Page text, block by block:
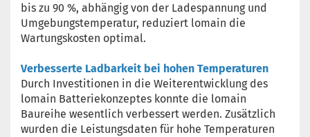
bis zu 90 %, abhängig von der Ladespannung und
Umgebungstemperatur, reduziert lomain die
Wartungskosten optimal.
Verbesserte Ladbarkeit bei hohen Temperaturen
Durch Investitionen in die Weiterentwicklung des
lomain Batteriekonzeptes konnte die lomain
Baureihe wesentlich verbessert werden. Zusätzlich
wurden die Leistungsdaten für hohe Temperaturen